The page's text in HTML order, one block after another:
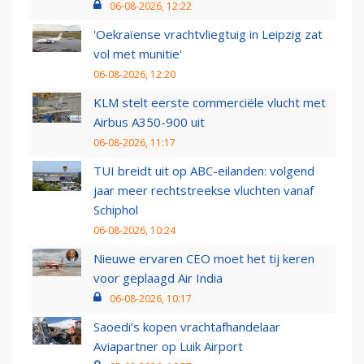
06-08-2026, 12:22
'Oekraïense vrachtvliegtuig in Leipzig zat
vol met munitie'
06-08-2026, 12:20
KLM stelt eerste commerciële vlucht met
Airbus A350-900 uit
06-08-2026, 11:17
TUI breidt uit op ABC-eilanden: volgend
jaar meer rechtstreekse vluchten vanaf
Schiphol
06-08-2026, 10:24
Nieuwe ervaren CEO moet het tij keren
voor geplaagd Air India
06-08-2026, 10:17
Saoedi’s kopen vrachtafhandelaar
Aviapartner op Luik Airport